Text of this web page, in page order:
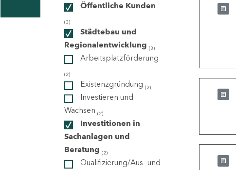
Öffentliche Kunden
(3)
Städtebau und
Regionalentwicklung (3)
Arbeitsplatzförderung
(2)
Existenzgründung (2)
Investieren und
Wachsen (2)
Investitionen in
Sachanlagen und
Beratung (2)
Qualifizierung/Aus- und